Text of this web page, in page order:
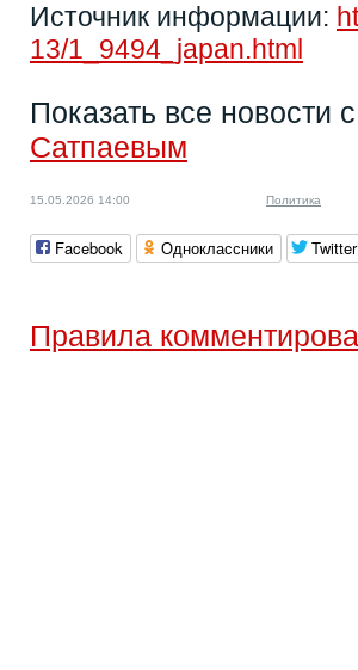
Источник информации:
13/1_9494_japan.html
Показать все новости
Сатпаевым
15.05.2026 14:00 Политика
Facebook Одноклассники Twitter
Правила